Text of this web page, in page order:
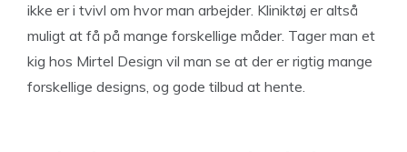
ikke er i tvivl om hvor man arbejder. Kliniktøj er altså
muligt at få på mange forskellige måder. Tager man et
kig hos Mirtel Design vil man se at der er rigtig mange
forskellige designs, og gode tilbud at hente.